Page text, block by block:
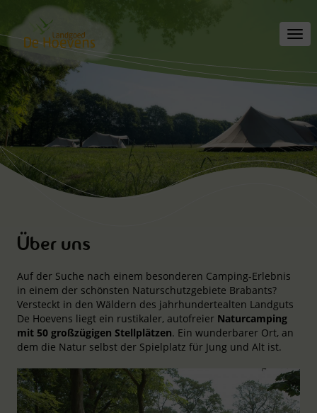
Über uns
Auf der Suche nach einem besonderen Camping-Erlebnis
in einem der schönsten Naturschutzgebiete Brabants?
Versteckt in den Wäldern des jahrhundertealten Landguts
De Hoevens liegt ein rustikaler, autofreier Naturcamping
mit 50 großzügigen Stellplätzen. Ein wunderbarer Ort, an
dem die Natur selbst der Spielplatz für Jung und Alt ist.